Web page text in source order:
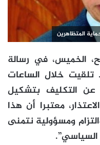
المتظاهرين
الخميس، في رسالة
خلال الساعات
عن التكليف بتشكيل
معتبرا أن هذا
ومسؤولية نتمنى
السياسي”.